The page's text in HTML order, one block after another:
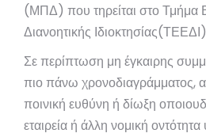
(ΜΠΔ) που τηρείται στο Τμήμα
Διανοητικής
Σε περίπτωση μη έγκαιρης
πιο πάνω χρονοδιαγράμματος,
ποινική ευθύνη ή δίωξη
εταιρεία ή άλλη νομική οντότητα